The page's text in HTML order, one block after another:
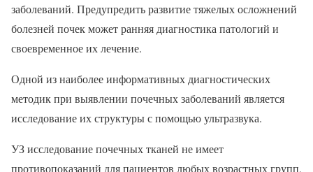
заболеваний. Предупредить развитие тяжелых осложнений
болезней почек может ранняя диагностика патологий и
своевременное их лечение.
Одной из наиболее информативных диагностических
методик при выявлении почечных заболеваний является
исследование их структуры с помощью ультразвука.
УЗ исследование почечных тканей не имеет
противопоказаний для пациентов любых возрастных групп,